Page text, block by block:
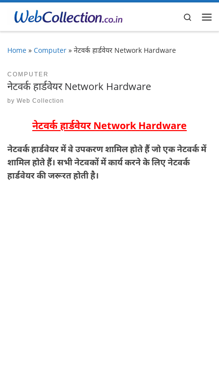
Skip to content
Search
Home » Computer » नेटवर्क हार्डवेयर Network Hardware
COMPUTER
नेटवर्क हार्डवेयर Network Hardware
by Web Collection
नेटवर्क हार्डवेयर Network Hardware
नेटवर्क हार्डवेयर में वे उपकरण शामिल होते हैं जो एक नेटवर्क में
शामिल होते हैं। सभी नेटवकों में कार्य करने के लिए नेटवर्क
हार्डवेयर की जरूरत होती है।